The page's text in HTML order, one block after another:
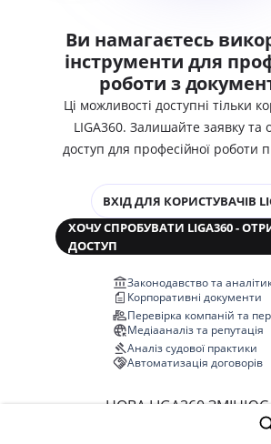
Ви намагаєтесь
інструменти для
роботи з
Ці можливості доступні тільки
LIGA360. Залишайте заявку та
доступ для професійної роботи
ВХІД ДЛЯ КОРИСТУВАЧІВ
ХОЧУ СПРОБУВАТИ LIGA360 -
ДОСТУП
Законодавство та
Корпоративні документи
Перевірка компаній та
Медіааналіз та репутація
Аналіз судової практики
Автоматизація договорів
НОВА LIGA360 ЗМІНЮЄ